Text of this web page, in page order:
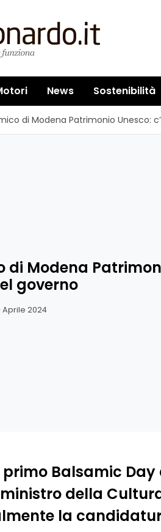
News Sostenibilità
di Modena Patrimonio Unesco:
Modena
governo
Aprile 2024
Balsamic
della
la